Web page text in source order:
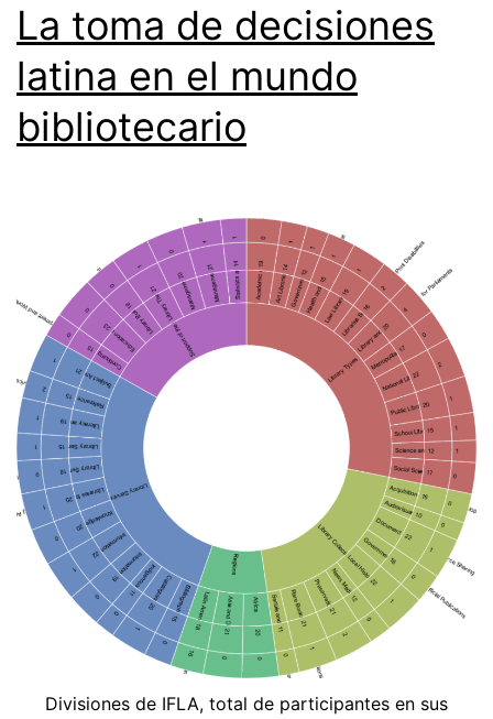
La toma de decisiones
latina en el mundo
bibliotecario
Divisiones de IFLA, total de participantes en sus